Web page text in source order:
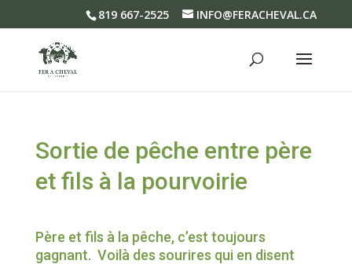
819 667-2525 INFO@FERACHEVAL.CA
Sortie de pêche entre père
et fils à la pourvoirie
Père et fils à la pêche, c’est toujours
gagnant. Voilà des sourires qui en disent